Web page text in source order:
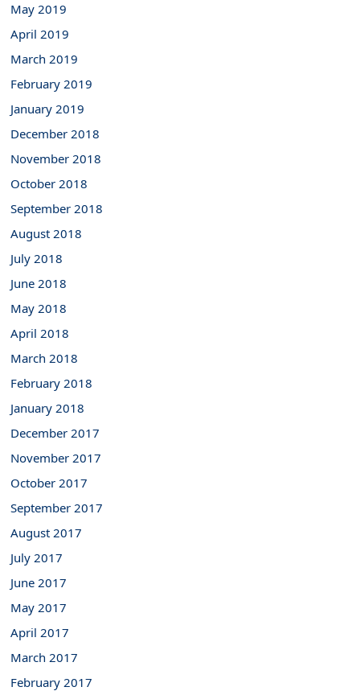
May 2019
April 2019
March 2019
February 2019
January 2019
December 2018
November 2018
October 2018
September 2018
August 2018
July 2018
June 2018
May 2018
April 2018
March 2018
February 2018
January 2018
December 2017
November 2017
October 2017
September 2017
August 2017
July 2017
June 2017
May 2017
April 2017
March 2017
February 2017